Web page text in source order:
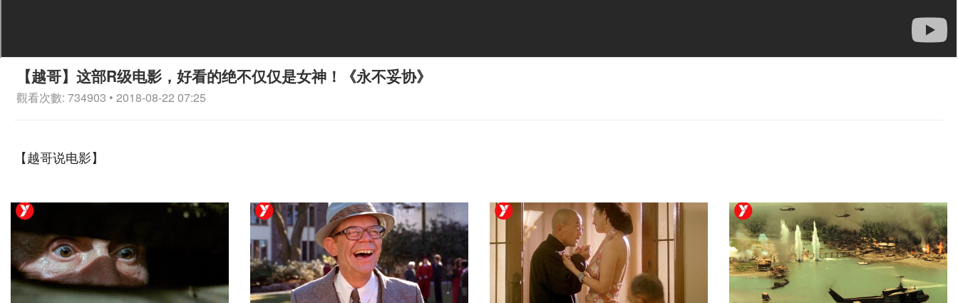
【越哥】这部R级电影，好看的绝不仅仅是女神！《永不妥协》
觀看次數: 734903 • 2018-08-22 07:25
【越哥说电影】